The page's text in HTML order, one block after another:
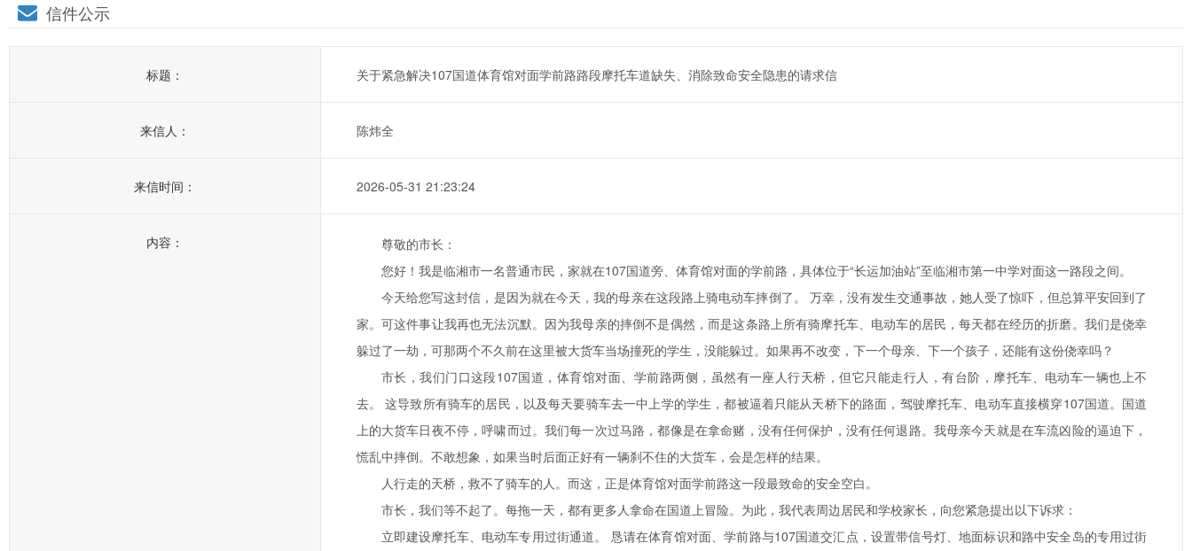
信件公示
标题： 关于紧急解决107国道体育馆对面学前路路段摩托车道缺失、消除致命安全隐患的请求信
来信人： 陈炜全
来信时间： 2026-05-31 21:23:24
内容：
尊敬的市长：
您好！我是临湘市一名普通市民，家就在107国道旁、体育馆对面的学前路，具体位于“长运加油站”至临湘市第一中学对面这一路段之间。
今天给您写这封信，是因为就在今天，我的母亲在这段路上骑电动车摔倒了。 万幸，没有发生交通事故，她人受了惊吓，但总算平安回到了
家。可这件事让我再也无法沉默。因为我母亲的摔倒不是偶然，而是这条路上所有骑摩托车、电动车的居民，每天都在经历的折磨。我们是侥幸
躲过了一劫，可那两个不久前在这里被大货车当场撞死的学生，没能躲过。如果再不改变，下一个母亲、下一个孩子，还能有这份侥幸吗？
市长，我们门口这段107国道，体育馆对面、学前路两侧，虽然有一座人行天桥，但它只能走行人，有台阶，摩托车、电动车一辆也上不
去。 这导致所有骑车的居民，以及每天要骑车去一中上学的学生，都被逼着只能从天桥下的路面，驾驶摩托车、电动车直接横穿107国道。国道
上的大货车日夜不停，呼啸而过。我们每一次过马路，都像是在拿命赌，没有任何保护，没有任何退路。我母亲今天就是在车流凶险的逼迫下，
慌乱中摔倒。不敢想象，如果当时后面正好有一辆刹不住的大货车，会是怎样的结果。
人行走的天桥，救不了骑车的人。而这，正是体育馆对面学前路这一段最致命的安全空白。
市长，我们等不起了。每拖一天，都有更多人拿命在国道上冒险。为此，我代表周边居民和学校家长，向您紧急提出以下诉求：
立即建设摩托车、电动车专用过街通道。 恳请在体育馆对面、学前路与107国道交汇点，设置带信号灯、地面标识和路中安全岛的专用过街